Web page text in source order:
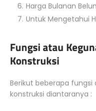
Harga Bulanan
Untuk Mengetahui
Fungsi atau
Konstruksi
Berikut beberapa
konstruksi diantaranya :